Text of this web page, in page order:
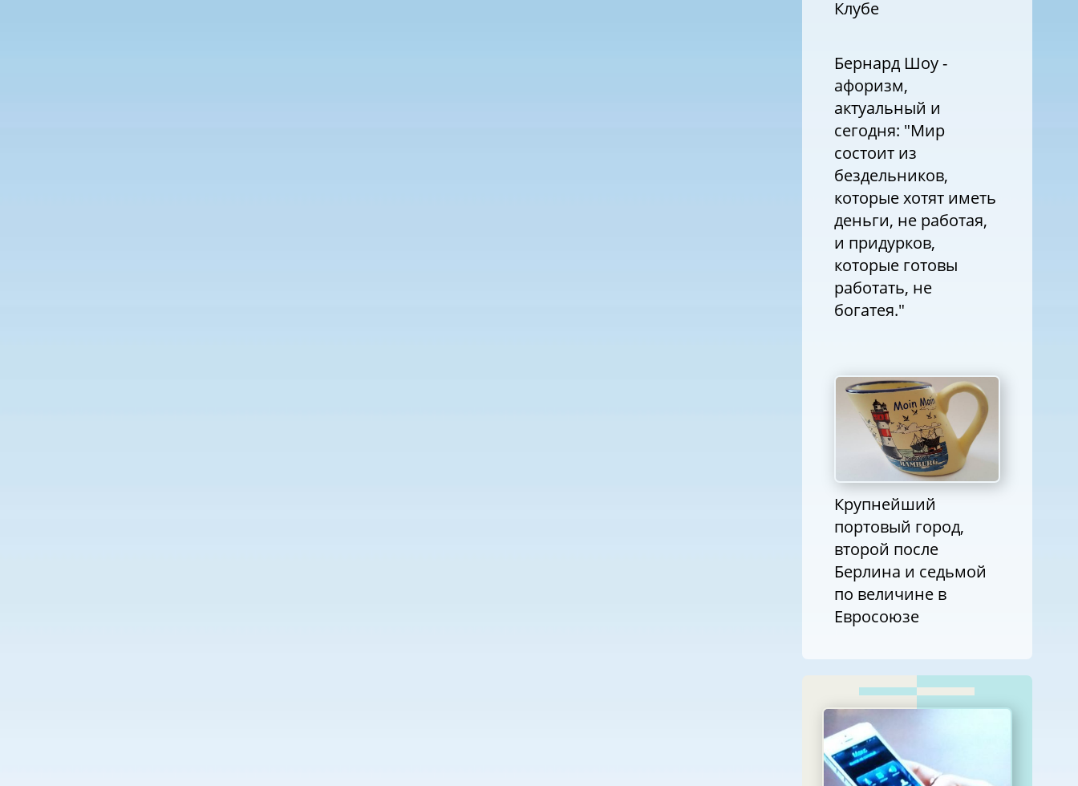
Клубе
Бернард Шоу -
афоризм,
актуальный и
сегодня: "Мир
состоит из
бездельников,
которые хотят иметь
деньги, не работая,
и придурков,
которые готовы
работать, не
богатея."
Крупнейший
портовый город,
второй после
Берлина и седьмой
по величине в
Евросоюзе